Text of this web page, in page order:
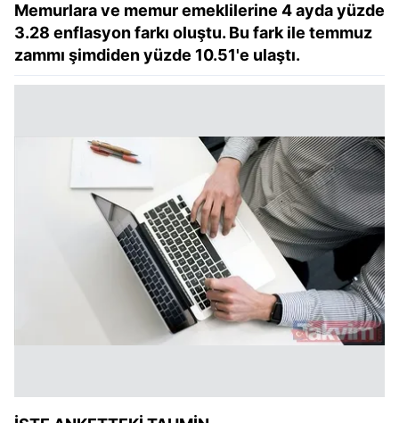
Memurlara ve memur emeklilerine 4 ayda yüzde
3.28 enflasyon farkı oluştu. Bu fark ile temmuz
zammı şimdiden yüzde 10.51'e ulaştı.